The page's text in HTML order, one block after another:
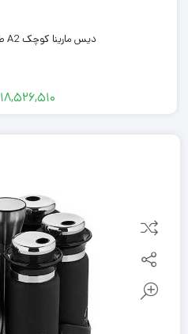
دیس مارینا کوچک A2 طلایی مشکی ریتابان
۱۸,۵۲۶,۵۱۰